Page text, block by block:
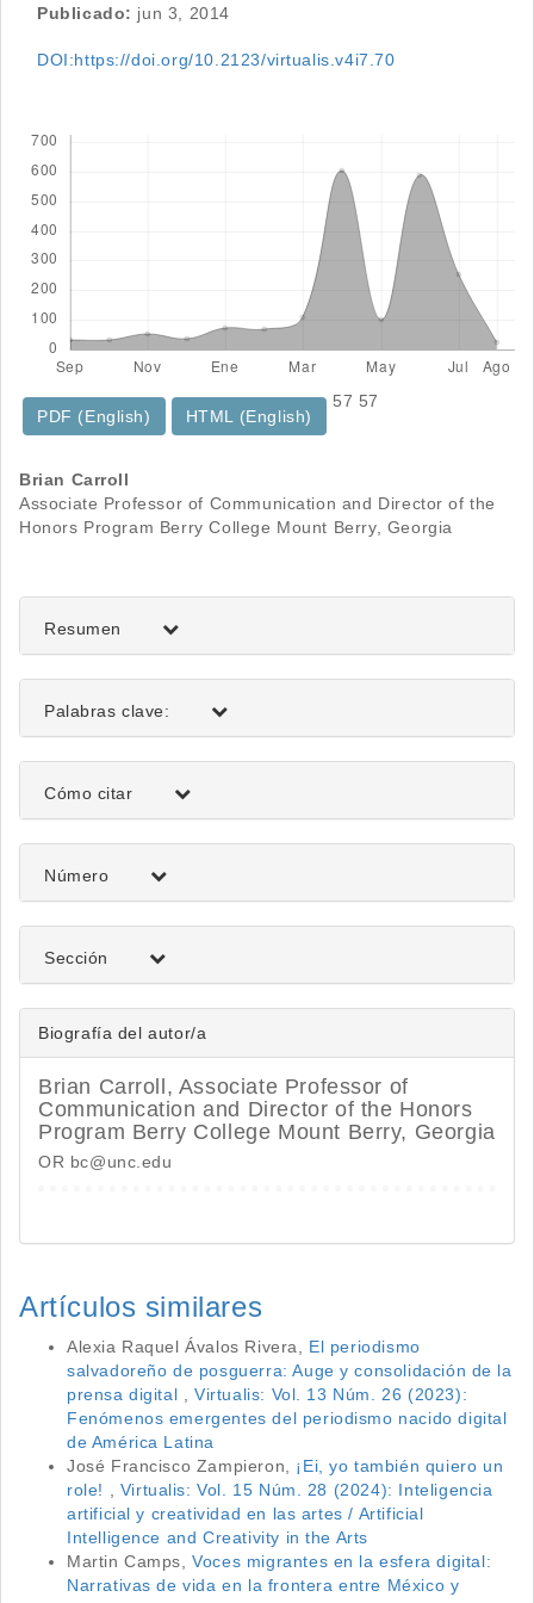
Publicado: jun 3, 2014
DOI:https://doi.org/10.2123/virtualis.v4i7.70
57
PDF (English)
57
HTML (English)
Contenido
principal
artículo
Brian Carroll
Associate Professor of Communication and Director of the
Honors Program Berry College Mount Berry, Georgia
Resumen
Palabras clave:
Detalles
del
artículo
Cómo citar
Número
Sección
Biografía del autor/a
Brian Carroll, Associate Professor of
Communication and Director of the Honors
Program Berry College Mount Berry, Georgia
OR bc@unc.edu
Artículos similares
Alexia Raquel Ávalos Rivera, El periodismo
salvadoreño de posguerra: Auge y consolidación de la
prensa digital
,Virtualis: Vol. 13 Núm. 26 (2023):
Fenómenos emergentes del periodismo nacido digital
de América Latina
José Francisco Zampieron, ¡Ei, yo también quiero un
role!
Virtualis: Vol. 15 Núm. 28 (2024): Inteligencia
artificial y creatividad en las artes / Artificial
Intelligence and Creativity in the Arts
Martin Camps,Voces migrantes en la esfera digital:
Narrativas de vida en la frontera entre México y